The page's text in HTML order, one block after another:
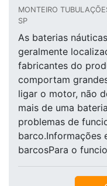
MONTEIRO
SP
As baterias
geralmente
fabricantes do
comportam
ligar o motor, não
mais de uma
problemas de
barco.Informações
barcosPara o